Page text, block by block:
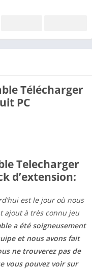
Telecharger
d’extension:
est le jour où nous
ajout à très connu jeu
a été soigneusement
et nous avons fait
ne trouverez pas de
vous pouvez voir sur